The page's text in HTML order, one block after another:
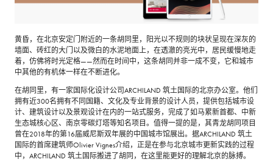
黄昏，在北京安定门附近的一条胡同里，阳光以不规则的块状呈现在深灰的
墙面、砖红的大门以及微白的水泥地面上，在透澈的亮光中，居民缓慢地走
着，仿佛将时光定格——然而在时间中，这条胡同并非一成不变，它和城市
中其他的有机体一样在不断进化。
在胡同里，有一家国际化设计公司ARCHILAND 筑土国际的北京办公室。他们
拥有近300名拥有不同国籍、文化及专业背景的设计人员，提供包括城市设
计、建筑设计以及景观设计在内的一站式服务，完成了如马累新首都、中新
生态城核心区、南京零碳灯塔等知名项目。值得一提的是，其青龙胡同项目
曾在2018年的第16届威尼斯双年展的中国城市馆展出。据ARCHILAND 筑土
国际的首席建筑师Olivier Vignes介绍，正是在参与北京城市更新实践的过程
中，ARCHILAND 筑土国际搬进了胡同，在这里能更好的理解北京的脉搏。